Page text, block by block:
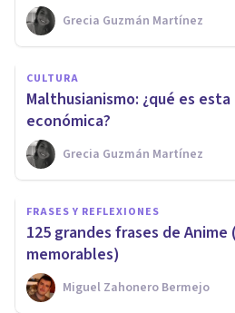
Grecia Guzmán Martínez
CULTURA
Malthusianismo: ¿qué es
económica?
Grecia Guzmán Martínez
FRASES Y REFLEXIONES
125 grandes frases de Anime
memorables)
Miguel Zahonero Bermejo